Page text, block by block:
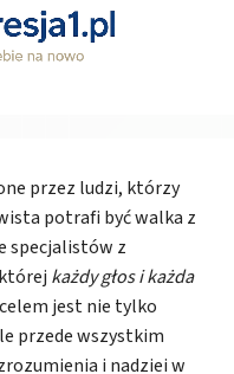
przez ludzi, którzy
potrafi być walka z
specjalistów z
każdy głos i każda
jest nie tylko
przede wszystkim
i nadziei w